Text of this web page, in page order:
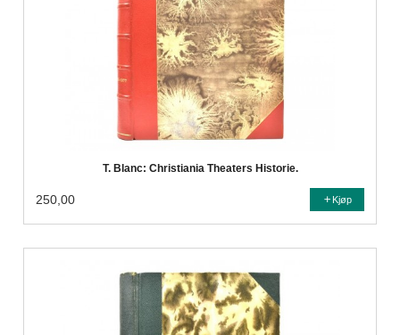
T. Blanc: Christiania Theaters Historie.
250,00 Kjøp